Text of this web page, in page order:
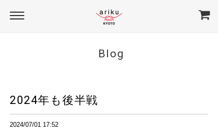
Blog
2024年も後半戦
2024/07/01 17:52